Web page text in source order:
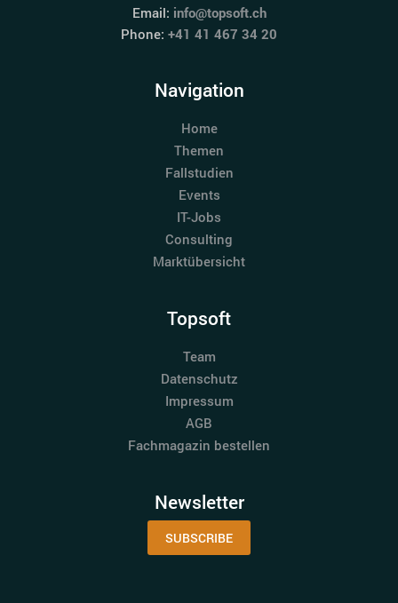
Email: info@topsoft.ch
Phone: +41 41 467 34 20
Navigation
Home
Themen
Fallstudien
Events
IT-Jobs
Consulting
Marktübersicht
Topsoft
Team
Datenschutz
Impressum
AGB
Fachmagazin bestellen
Newsletter
SUBSCRIBE